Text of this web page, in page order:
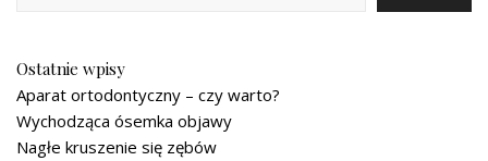
Ostatnie wpisy
Aparat ortodontyczny – czy warto?
Wychodząca ósemka objawy
Nagłe kruszenie się zębów